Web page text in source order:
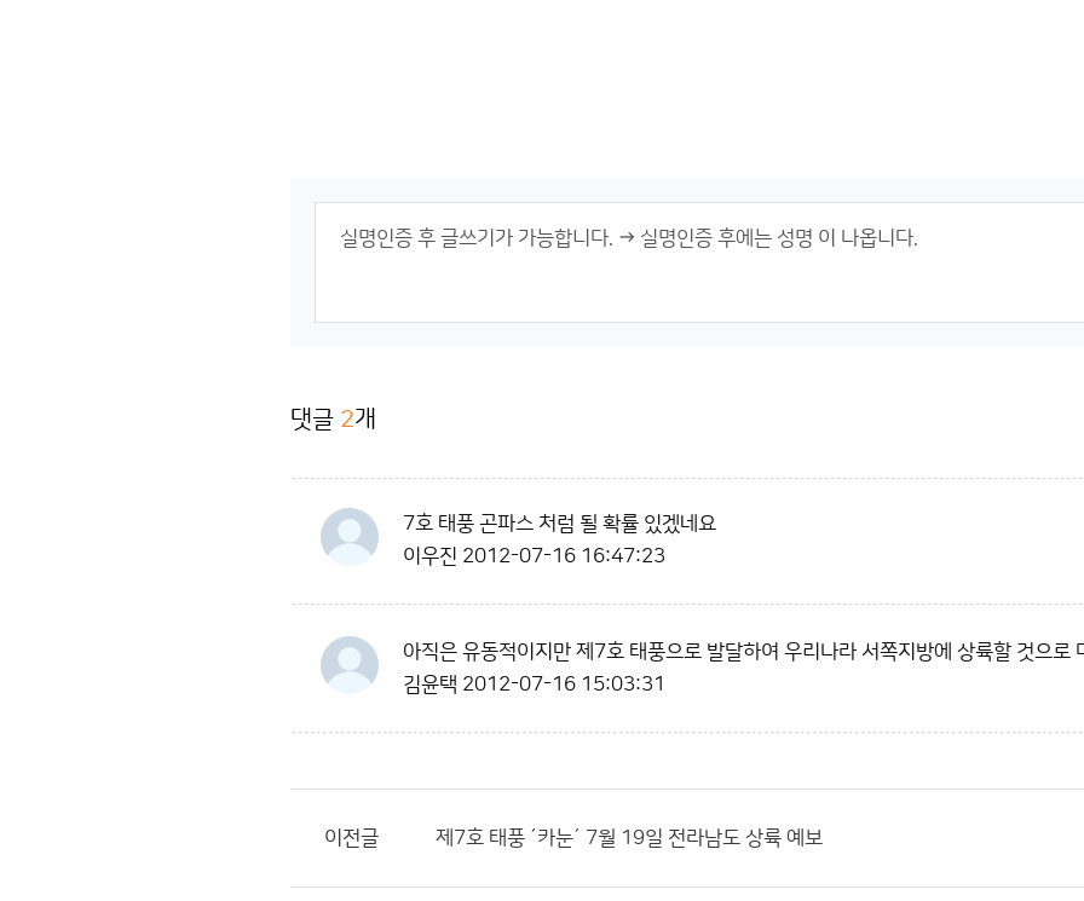
댓글 2개
7호 태풍 곤파스 처럼 될 확률 있겠네요
이우진 2012-07-16 16:47:23
아직은 유동적이지만 제7호 태풍으로 발달하여 우리나라 서쪽지방에 상륙할 것으로
김윤택 2012-07-16 15:03:31
이전글 제7호 태풍 ´카눈´ 7월 19일 전라남도 상륙 예보